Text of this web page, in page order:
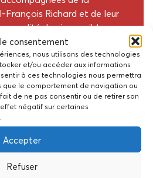
consentement
nous utilisons des technologies
et/ou accéder aux informations
à ces technologies nous permettra
le comportement de navigation ou
de ne pas consentir ou de retirer son
négatif sur certaines
Accepter
Refuser
François Richard et de leur
qualité de vie possible.
sur cet
!